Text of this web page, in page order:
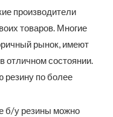
производители
товаров. Многие
рынок, имеют
отличном состоянии.
резину по более
б/у резины можно